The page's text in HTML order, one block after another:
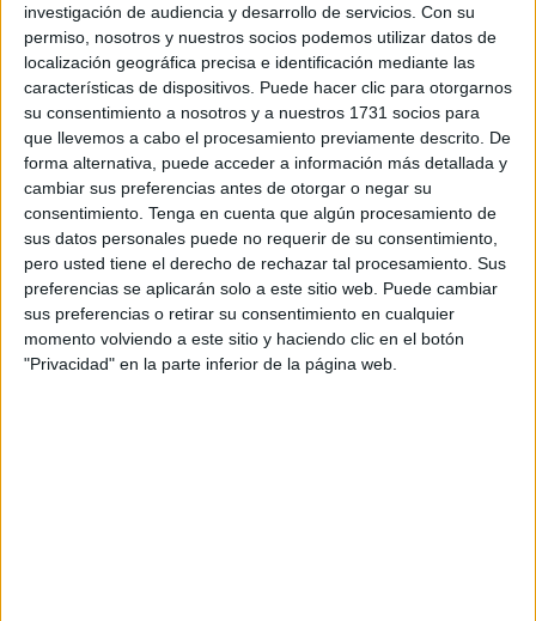
investigación de audiencia y desarrollo de servicios. Con su
permiso, nosotros y nuestros socios podemos utilizar datos de
localización geográfica precisa e identificación mediante las
características de dispositivos. Puede hacer clic para otorgarnos
su consentimiento a nosotros y a nuestros 1731 socios para
que llevemos a cabo el procesamiento previamente descrito. De
forma alternativa, puede acceder a información más detallada y
cambiar sus preferencias antes de otorgar o negar su
consentimiento. Tenga en cuenta que algún procesamiento de
sus datos personales puede no requerir de su consentimiento,
pero usted tiene el derecho de rechazar tal procesamiento. Sus
preferencias se aplicarán solo a este sitio web. Puede cambiar
sus preferencias o retirar su consentimiento en cualquier
momento volviendo a este sitio y haciendo clic en el botón
"Privacidad" en la parte inferior de la página web.
salud mental. “Queremos agradecer a esos primeros
padres y madres corajes que lucharon para que esta
asociación naciera y siga con vida muchos años
después”. Este año se celebra esta jornada bajo el lema
‘Salud Mental, salud mundial. Un derecho universal’.
Asimismo, García ha solicitado al Gobierno más ayudas ya
que si se invierte en salud mental “se beneficia el mundo
entero”. “Por desgracia, solo este año se han producido
4.000 muertes debido a esta causa y el número de ayuda a
personas con problemas (el 024) ha recibido más de
120.000 llamadas”, lamentaba el presidente.